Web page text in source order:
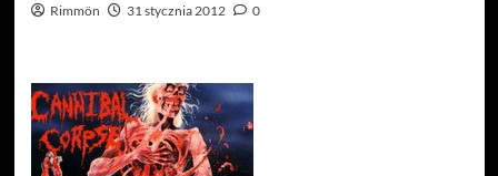
Rimmön 31 stycznia 2012 0